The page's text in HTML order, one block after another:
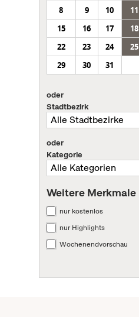
8
9 10 11
15
16 17 18
22
23 24 25
29
30 31
oder
Stadtbezirk
oder
Kategorie
Weitere Merkmale
nur kostenlos
nur Highlights
Wochenendvorschau